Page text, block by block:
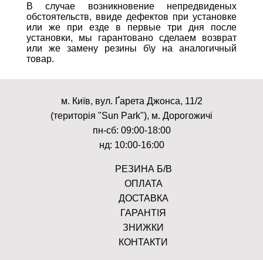
В случае возникновение непредвиденых
обстоятельств, ввиде дефектов при установке
или же при езде в первые три дня после
установки, мы гарантовано сделаем возврат
или же замену резины б\у на аналогичный
товар.
м. Київ, вул. Ґарета Джонса, 11/2
(територія "Sun Park"), м. Дорогожичі
пн-сб: 09:00-18:00
нд: 10:00-16:00
РЕЗИНА Б/В
ОПЛАТА
ДОСТАВКА
ГАРАНТІЯ
ЗНИЖКИ
КОНТАКТИ